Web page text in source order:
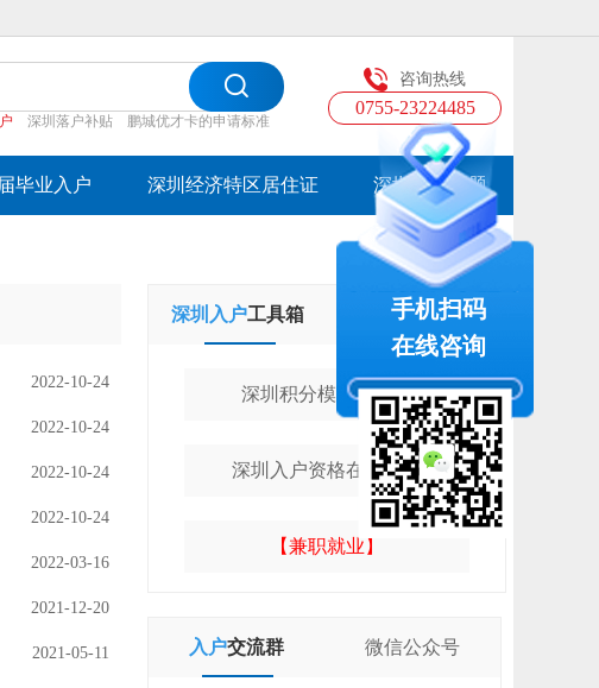
深圳落户补贴 鹏城优才卡的申请标准
咨询热线
0755-23224485
毕业入户 深圳经济特区居住证 深圳入户专题
2022-10-24
2022-10-24
2022-10-24
2022-10-24
2022-03-16
2021-12-20
2021-05-11
深圳入户工具箱 学历提升工具箱
深圳积分模拟计算器
深圳入户资格在线测评
【兼职就业】
入户交流群 微信公众号
手机扫码
在线咨询